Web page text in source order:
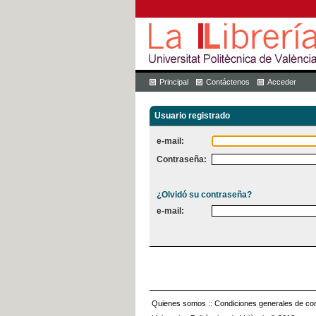
Principal Contáctenos Acceder
Usuario registrado
e-mail:
Contraseña:
¿Olvidó su contraseña?
e-mail:
Quienes somos :: Condiciones generales de